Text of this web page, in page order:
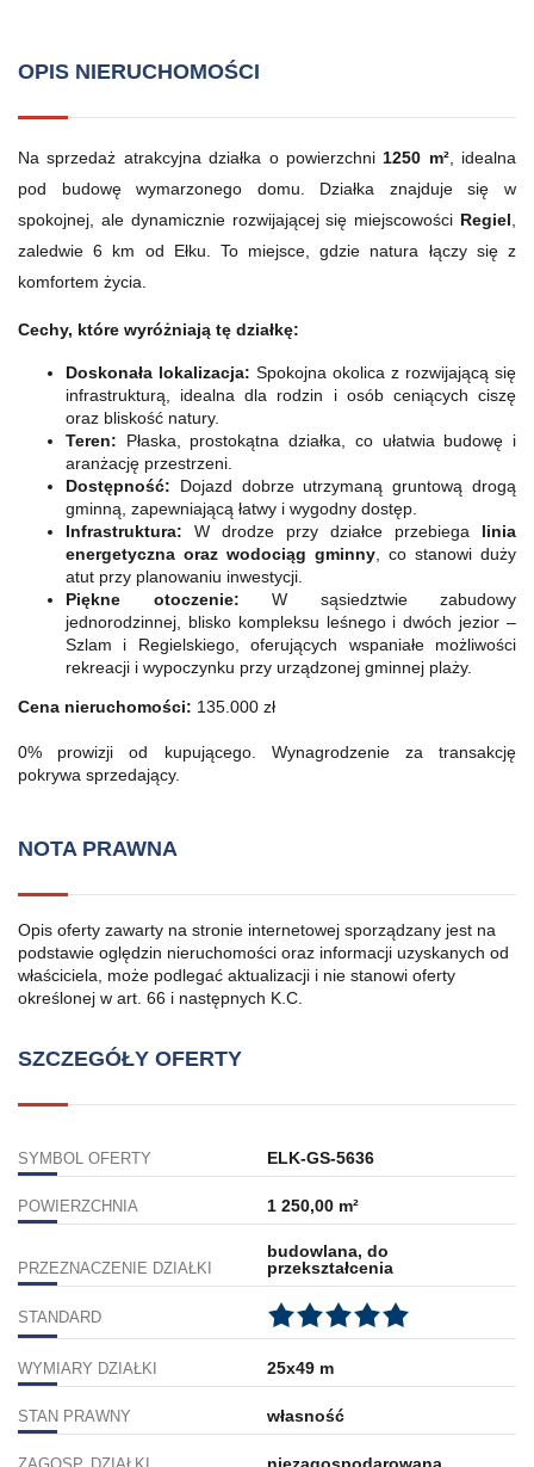
OPIS NIERUCHOMOŚCI
Na sprzedaż atrakcyjna działka o powierzchni1250 m², idealna
pod budowę wymarzonego domu. Działka znajduje się w
spokojnej, ale dynamicznie rozwijającej się miejscowości Regiel,
zaledwie 6 km od Ełku. To miejsce, gdzie natura łączy się z
komfortem życia.
Cechy, które wyróżniają tę działkę:
Doskonała lokalizacja: Spokojna okolica z rozwijającą się
infrastrukturą, idealna dla rodzin i osób ceniących ciszę
oraz bliskość natury.
Teren: Płaska, prostokątna działka, co ułatwia budowę i
aranżację przestrzeni.
Dostępność: Dojazd dobrze utrzymaną gruntową drogą
gminną, zapewniającą łatwy i wygodny dostęp.
Infrastruktura: W drodze przy działce przebiega linia
energetyczna oraz wodociąg gminny, co stanowi duży
atut przy planowaniu inwestycji.
Piękne otoczenie: W sąsiedztwie zabudowy
jednorodzinnej, blisko kompleksu leśnego i dwóch jezior –
Szlam i Regielskiego, oferujących wspaniałe możliwości
rekreacji i wypoczynku przy urządzonej gminnej plaży.
Cena nieruchomości: 135.000 zł
0% prowizji od kupującego. Wynagrodzenie za transakcję
pokrywa sprzedający.
NOTA PRAWNA
Opis oferty zawarty na stronie internetowej sporządzany jest na
podstawie oględzin nieruchomości oraz informacji uzyskanych od
właściciela, może podlegać aktualizacji i nie stanowi oferty
określonej w art. 66 i następnych K.C.
SZCZEGÓŁY OFERTY
SYMBOL OFERTY ELK-GS-5636
POWIERZCHNIA 1 250,00 m²
PRZEZNACZENIE DZIAŁKI
budowlana, do
przekształcenia
STANDARD
WYMIARY DZIAŁKI 25x49 m
STAN PRAWNY własność